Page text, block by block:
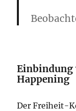
Happening
Der Freiheit-